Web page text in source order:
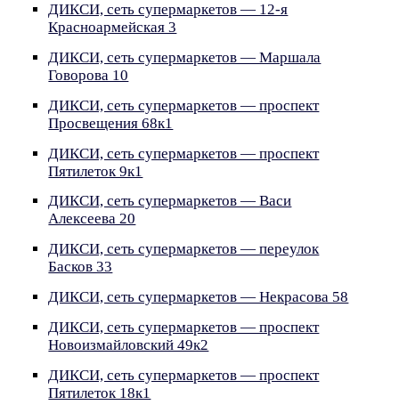
ДИКСИ, сеть супермаркетов — 12-я
Красноармейская 3
ДИКСИ, сеть супермаркетов — Маршала
Говорова 10
ДИКСИ, сеть супермаркетов — проспект
Просвещения 68к1
ДИКСИ, сеть супермаркетов — проспект
Пятилеток 9к1
ДИКСИ, сеть супермаркетов — Васи
Алексеева 20
ДИКСИ, сеть супермаркетов — переулок
Басков 33
ДИКСИ, сеть супермаркетов — Некрасова 58
ДИКСИ, сеть супермаркетов — проспект
Новоизмайловский 49к2
ДИКСИ, сеть супермаркетов — проспект
Пятилеток 18к1